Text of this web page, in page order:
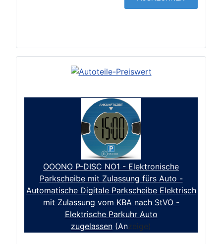
OOONO P-DISC NO1 - Elektronische
Parkscheibe mit Zulassung fürs Auto -
Automatische Digitale Parkscheibe Elektrisch
mit Zulassung vom KBA nach StVO -
Elektrische Parkuhr Auto
zugelassen (Anzeige)